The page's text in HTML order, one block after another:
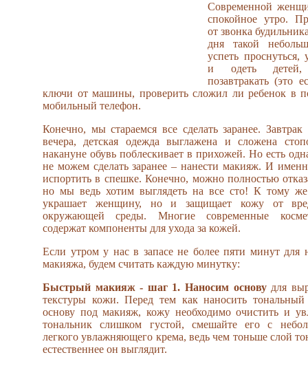
Современной
спокойное утро.
от звонка
дня такой
успеть проснуться,
и одеть детей,
позавтракать (это
ключи от машины, проверить сложил ли ребенок в
мобильный телефон.
Конечно, мы стараемся все сделать заранее.
вечера, детская одежда выглажена и сложена
накануне обувь поблескивает в прихожей. Но есть
не можем сделать заранее – нанести макияж. И
испортить в спешке. Конечно, можно полностью
но мы ведь хотим выглядеть на все сто! К тому
украшает женщину, но и защищает кожу от
окружающей среды. Многие современные
содержат компоненты для ухода за кожей.
Если утром у нас в запасе не более пяти минут для
макияжа, будем считать каждую минутку:
Быстрый макияж - шаг 1. Наносим основудля
текстуры кожи. Перед тем как наносить
основу под макияж, кожу необходимо очистить и
тональник слишком густой, смешайте его с
легкого увлажняющего крема, ведь чем тоньше слой
естественнее он выглядит.